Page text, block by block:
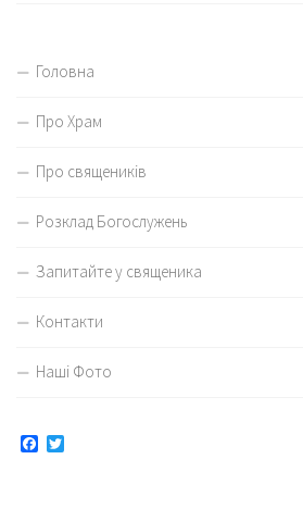
Головна
Про Храм
Про священиків
Розклад Богослужень
Запитайте у священика
Контакти
Наші Фото
Facebook